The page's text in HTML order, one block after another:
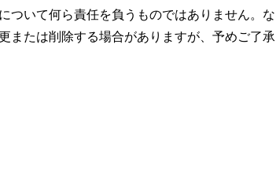
ついて何ら責任を負うものではありません。な
または削除する場合がありますが、予めご了承